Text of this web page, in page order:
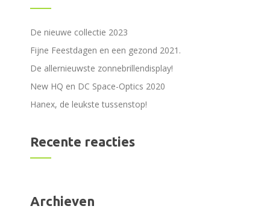
De nieuwe collectie 2023
Fijne Feestdagen en een gezond 2021.
De allernieuwste zonnebrillendisplay!
New HQ en DC Space-Optics 2020
Hanex, de leukste tussenstop!
Recente reacties
Archieven